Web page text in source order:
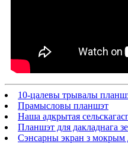
10-цалевы трывалы
Прамысловы планшэт
Наша адкрытая
Планшэт для дакладнага
Сэнсарны экран з мокрым